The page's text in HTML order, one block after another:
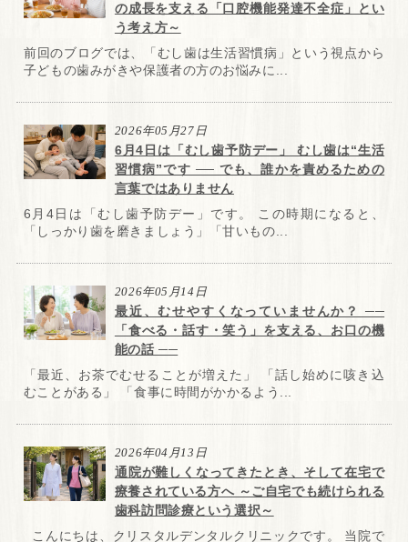
の成長を支える「口腔機能発達不全症」とい
う考え方～
前回のブログでは、「むし歯は生活習慣病」という視点から
子どもの歯みがきや保護者の方のお悩みに...
2026年05月27日
6月4日は「むし歯予防デー」 むし歯は“生活
習慣病”です ── でも、誰かを責めるための
言葉ではありません
6月4日は「むし歯予防デー」です。 この時期になると、
「しっかり歯を磨きましょう」「甘いもの...
2026年05月14日
最近、むせやすくなっていませんか？ ──
「食べる・話す・笑う」を支える、お口の機
能の話 ──
「最近、お茶でむせることが増えた」 「話し始めに咳き込
むことがある」 「食事に時間がかかるよう...
2026年04月13日
通院が難しくなってきたとき、そして在宅で
療養されている方へ ～ご自宅でも続けられる
歯科訪問診療という選択～
こんにちは、クリスタルデンタルクリニックです。 当院で